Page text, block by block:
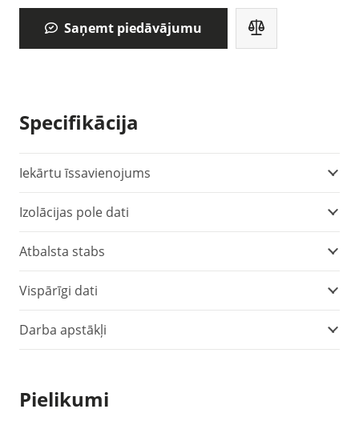
Saņemt piedāvājumu
Specifikācija
Iekārtu īssavienojums
Izolācijas pole dati
Atbalsta stabs
Vispārīgi dati
Darba apstākļi
Pielikumi